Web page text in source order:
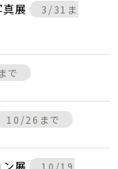
真展
3/31ま
で
10/26まで